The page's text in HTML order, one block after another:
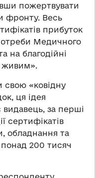
пожертвувати
фронту. Весь
прибуток
Медичного
на благодійні
свою «ковідну
ця ідея
видавець, за перші
сертифікатів
обладнання та
200 тисяч